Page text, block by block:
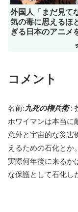
外国人「まだ見て
気の毒に思えるほ
ぎる日本のアニメ
コメント
名前: 九死の権兵衛:
ホワイマンは本当に
意外と宇宙的な災害
えるための石化とか。
実際何年後に来るか
な保護として石化し